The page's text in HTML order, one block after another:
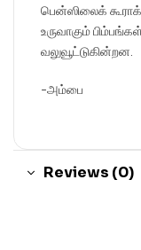
பென்ஸிலைக்
உருவாகும்
வலுவூட்டுகின்றன.
-அம்பை
Reviews (0)